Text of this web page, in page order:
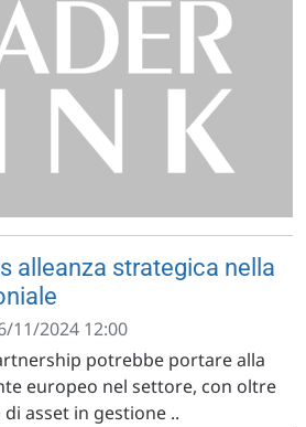
alleanza strategica nella
11/2024 12:00
potrebbe portare alla
europeo nel settore, con oltre
asset in gestione ..